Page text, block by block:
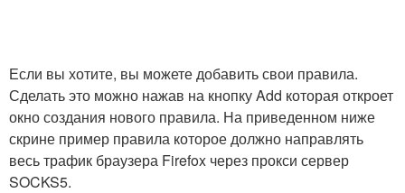
Если вы хотите, вы можете добавить свои правила.
Сделать это можно нажав на кнопку Add которая откроет
окно создания нового правила. На приведенном ниже
скрине пример правила которое должно направлять
весь трафик браузера Firefox через прокси сервер
SOCKS5.